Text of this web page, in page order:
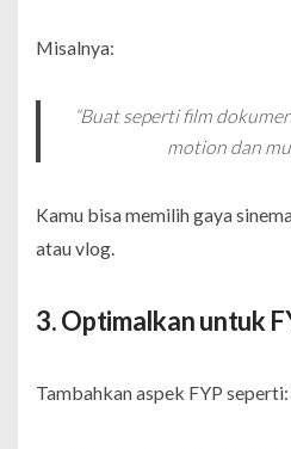
Misalnya:
“Buat seperti film
motion dan
Kamu bisa memilih gaya
atau vlog.
3. Optimalkan untuk
Tambahkan aspek FYP seperti: